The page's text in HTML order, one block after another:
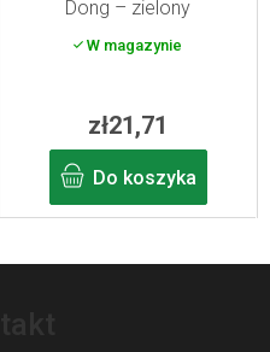
Dong – zielony
W magazynie
zł21,71
Do koszyka